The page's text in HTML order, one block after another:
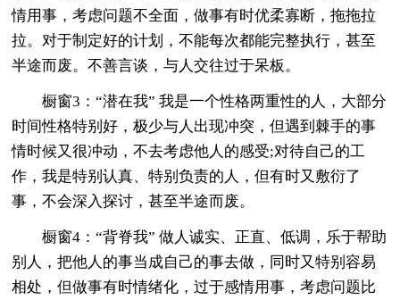
情用事，考虑问题不全面，做事有时优柔寡断，拖拖拉
拉。对于制定好的计划，不能每次都能完整执行，甚至
半途而废。不善言谈，与人交往过于呆板。
橱窗3：“潜在我” 我是一个性格两重性的人，大部分
时间性格特别好，极少与人出现冲突，但遇到棘手的事
情时候又很冲动，不去考虑他人的感受;对待自己的工
作，我是特别认真、特别负责的人，但有时又敷衍了
事，不会深入探讨，甚至半途而废。
橱窗4：“背脊我” 做人诚实、正直、低调，乐于帮助
别人，把他人的事当成自己的事去做，同时又特别容易
相处，但做事有时情绪化，过于感情用事，考虑问题比